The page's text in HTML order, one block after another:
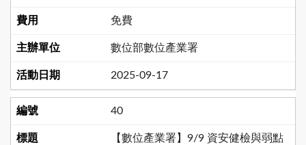
免費
數位部數位產業署
2025-09-17
40
【數位產業署】9/9 資安健檢與弱點